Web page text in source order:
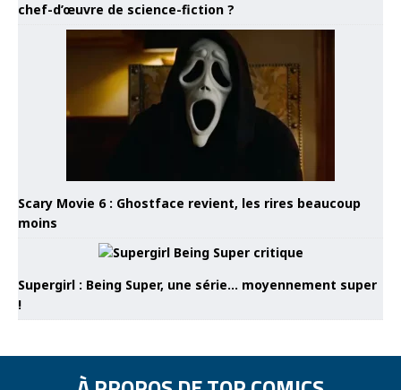
chef-d’œuvre de science-fiction ?
Scary Movie 6 : Ghostface revient, les rires beaucoup
moins
Supergirl : Being Super, une série… moyennement super
!